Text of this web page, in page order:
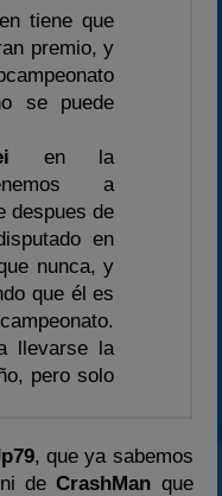
tiene que
premio, y
se puede
en la
a
despues de
en
nunca, y
que él es
llevarse la
pero solo
, que ya sabemos
ni deCrashMan que